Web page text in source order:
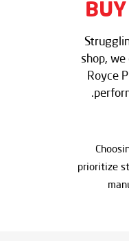
shop,
Royce
prioritize